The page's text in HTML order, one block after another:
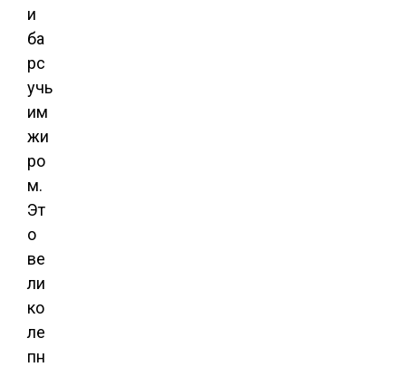
и
ба
рс
учь
им
жи
ро
м.
Эт
о
ве
ли
ко
ле
пн